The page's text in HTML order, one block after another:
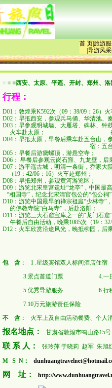
首 页|旅游
导游风采|
■ ■ ■西安、太原、平遥、开封、郑州、洛
行程：
D01：敦煌乘K592次（09：39/09：26）
D02：早抵西安，参观兵马俑、华清池、
D03：早参观明城墙、大雁塔、碑林、钟
火车赴太原；
D04：早抵太原，早餐后乘车赴五台山，
宿：五
D05：早餐后游黛螺顶，游悬空寺；
D06： 早餐后参观云岗石窟、九龙壁，后
D07：游平遥古城，明清一条街，乔家大
（ 19：42/06：16）火车赴郑州；
D08：早抵郑州，参观黄河游览区；
D09：游览北宋皇宫遗址“龙亭”，中国最
“相国寺”，纪念北宋清官包公的“包公祠
D10：游览中国最早的禅宗祖庭“少林寺”
的佛教寺院“白马寺”，后赴洛阳；
D11：游览三大石窟宝库之一的“龙门石窟
午餐后自由活动，晚乘1085次（19：
D12：火车欣赏沿途风光，晚抵柳园，后
包 含： 1 .星级宾馆双人标间酒店住
3.景点首道门票 4.一日三餐
5.优秀导游服务 6.行程内
7.10万元旅游责任保险
不 含： 火车上及自由活动餐费、个人
报名地点： 甘肃省敦煌市鸣山路15号
联 系 人： 张玲萍 于晓莉 赵军 朱
M S N：
网 址： http://